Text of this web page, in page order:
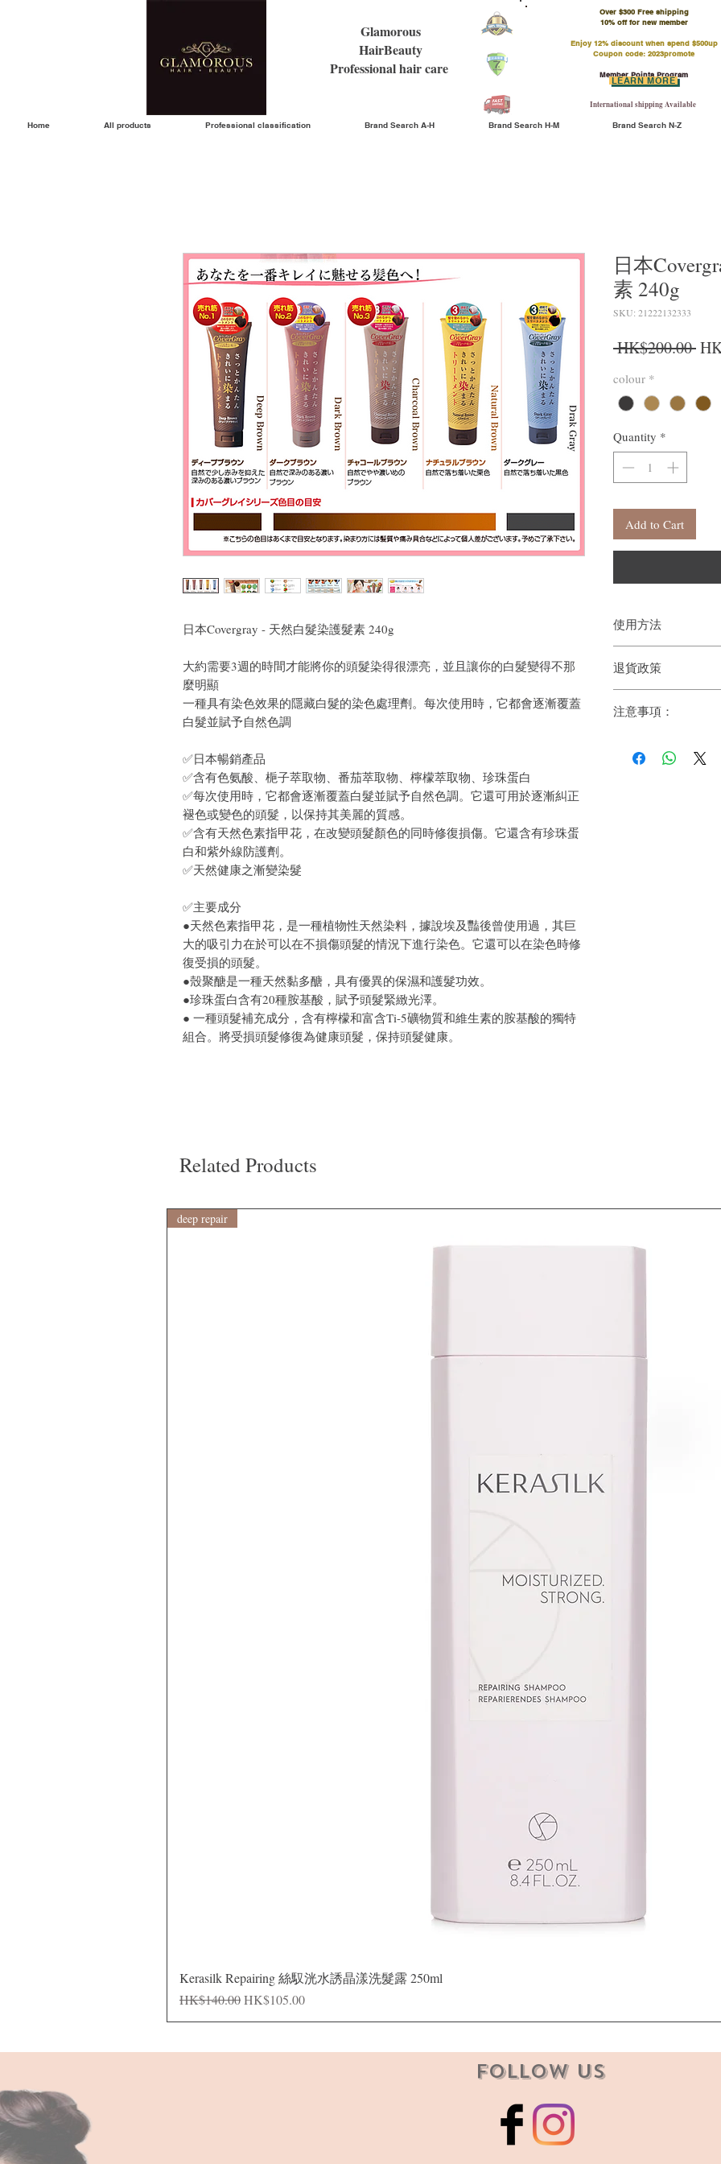
Glamorous
HairBeauty
Professional hair care
Over $300 Free shipping
​10% off for new member
Enjoy 12% discount when spend $500up
Coupon code: 2023promote
Member Points Program
International shipping Available
LEARN MORE
Home All products Professional classification Brand Search A-H Brand Search H-M Brand Search N-Z
日本Covergray - 天然白髮染護髮素 240g
大約需要3週的時間才能將你的頭髮染得很漂亮，並且讓你的白髮變得不那
麼明顯
一種具有染色效果的隱藏白髮的染色處理劑。每次使用時，它都會逐漸覆蓋
白髮並賦予自然色調
✅日本暢銷產品
✅含有色氨酸、梔子萃取物、番茄萃取物、檸檬萃取物、珍珠蛋白
✅每次使用時，它都會逐漸覆蓋白髮並賦予自然色調。它還可用於逐漸糾正
褪色或變色的頭髮，以保持其美麗的質感。
✅含有天然色素指甲花，在改變頭髮顏色的同時修復損傷。它還含有珍珠蛋
白和紫外線防護劑。
✅天然健康之漸變染髮
✅主要成分
●天然色素指甲花，是一種植物性天然染料，據說埃及豔後曾使用過，其巨
大的吸引力在於可以在不損傷頭髮的情況下進行染色。它還可以在染色時修
復受損的頭髮。
●殼聚醣是一種天然黏多醣，具有優異的保濕和護髮功效。
●珍珠蛋白含有20種胺基酸，賦予頭髮緊緻光澤。
● 一種頭髮補充成分，含有檸檬和富含Ti-5礦物質和維生素的胺基酸的獨特
組合。將受損頭髮修復為健康頭髮，保持頭髮健康。
日本
素 240g
SKU: 21222132333
HK$200.00
colour *
Quantity *
Add to Cart
使用方法
重點塗抹在白髮上，
退貨政策
戶。首先，您需要在
注意事項：
疹，請特別小心。
Related Products
deep repair
Kerasilk Repairing 絲馭洸水誘晶漾洗髮露 250ml
Regular Price
HK$140.00Sale Price
HK$105.00
Follow Us